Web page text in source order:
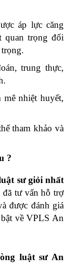
áp lực căng
quan trọng đối
trung thực,
mê nhiệt huyết,
tham khảo và
?
sư giỏi nhất
đã tư vấn hỗ trợ
được đánh giá
về VPLS An
luật sư An